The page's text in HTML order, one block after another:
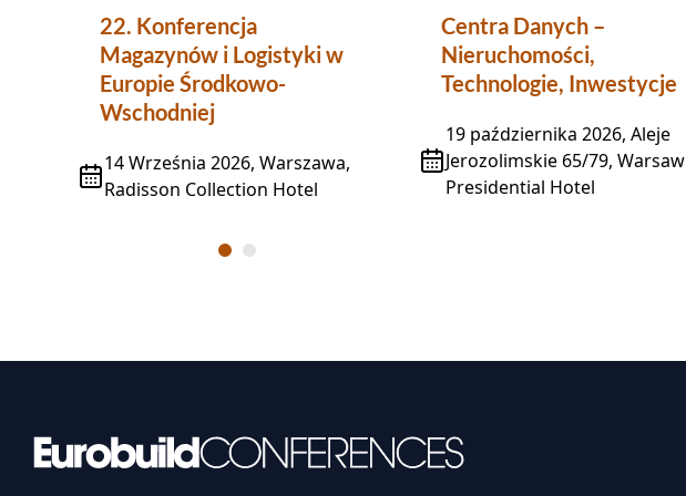
22. Konferencja
Magazynów i Logistyki w
Europie Środkowo-
Wschodniej
14 Września 2026, Warszawa,
Radisson Collection Hotel
Centra Danych –
Nieruchomości,
Technologie, Inwestycje
19 października 2026, Aleje
Jerozolimskie 65/79, Warsaw
Presidential Hotel